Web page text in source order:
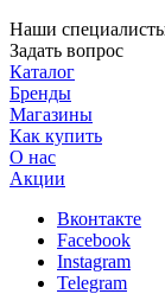
Наши
Задать вопрос
Каталог
Бренды
Магазины
Как купить
О нас
Акции
Вконтакте
Facebook
Instagram
Telegram